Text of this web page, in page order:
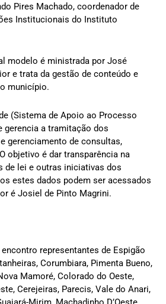
Pires Machado, coordenador de
Institucionais do Instituto
modelo é ministrada por José
e trata da gestão de conteúdo e
município.
(Sistema de Apoio ao Processo
gerencia a tramitação dos
gerenciamento de consultas,
objetivo é dar transparência na
de lei e outras iniciativas dos
estes dados podem ser acessados
é Josiel de Pinto Magrini.
representantes de Espigão
Corumbiara, Pimenta Bueno,
Mamoré, Colorado do Oeste,
Cerejeiras, Parecis, Vale do Anari,